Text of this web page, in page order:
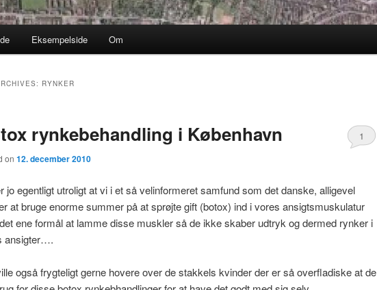
to primary content
to secondary content
Eksempelside Om
RYNKER
rynkebehandling i København
on 12. december 2010
1
jo egentligt utroligt at vi i et så velinformeret samfund som det danske, alligevel
at bruge enorme summer på at sprøjte gift (botox) ind i vores ansigtsmuskulatur
ene formål at lamme disse muskler så de ikke skaber udtryk og dermed rynker i
ansigter….
også frygteligt gerne hovere over de stakkels kvinder der er så overfladiske at de